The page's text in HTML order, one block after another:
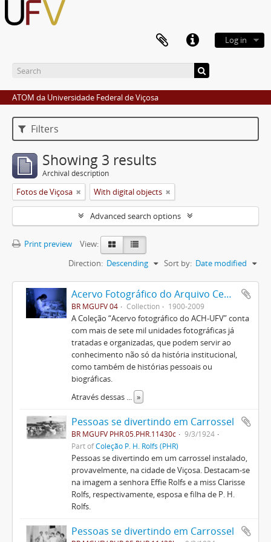
Log in
ATOM da Universidade Federal de Viçosa
Filters
Showing 3 results
Archival description
Fotos de Viçosa With digital objects
Advanced search options
Print preview
View:
Sort by: Date modified
Direction: Descending
Acervo Fotográfico do Arquivo Central Histórico da UFV
BR MGUFV 04 Collection 1900-2009
A Coleção “Acervo fotográfico do ACH-UFV” conta
com mais de sete mil unidades fotográficas já
tratadas e organizadas, que podem servir ao
conhecimento não só da história institucional,
como também de histórias pessoais ou
biográficas.
Através dessas
»
Pessoas se divertindo em Carrossel
BR MGUFV PHR.05.PHR.11430c
9/3/1924
Part ofColeção P. H. Rolfs (PHR)
Pessoas se divertindo em um carrossel instalado,
provavelmente, na cidade de Viçosa. Destacam-se
na imagem a senhora Effie Rolfs e a miss Clarisse
Rolfs, respectivamente, esposa e filha de P. H.
Rolfs.
Pessoas se divertindo em Carrossel